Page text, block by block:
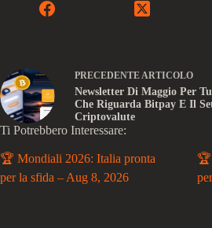
PRECEDENTEARTICOLO
Newsletter Di Maggio Per
Che Riguarda Bitpay E Il
Criptovalute
Ti Potrebbero Interessare:
🏆 Mondiali 2026: Italia pronta
per la sfida – Aug 8, 2026
🏆